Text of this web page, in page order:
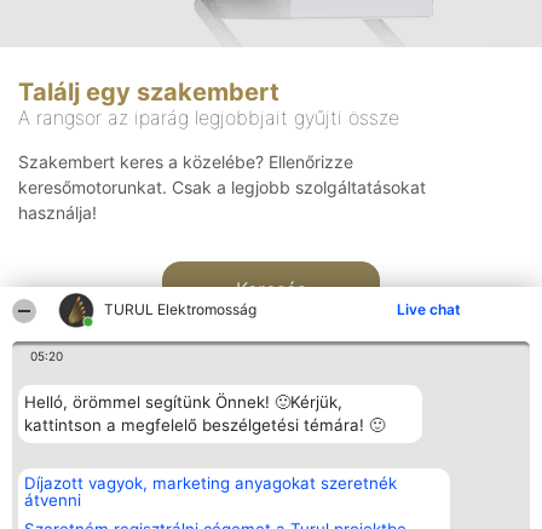
TURUL Elektromosság Live chat
05:20
Helló, örömmel segítünk Önnek! 🙂Kérjük,
kattintson a megfelelő beszélgetési témára! 🙂
Díjazott vagyok, marketing anyagokat szeretnék
átvenni
Találj egy szakembert
A rangsor az iparág legjobbjait gyűjti össze
Szakembert keres a közelébe? Ellenőrizze
keresőmotorunkat. Csak a legjobb szolgáltatásokat
használja!
Keresés
Rangsorszervező
SC Beautiful Company S.R.L.
Bulevardul Aleea Timișul De
Sus Nr. 2, Bl. A30, Sc. A, Et.
Népszavazás
Nyertesek
Elérhetőség
Elérhetőség